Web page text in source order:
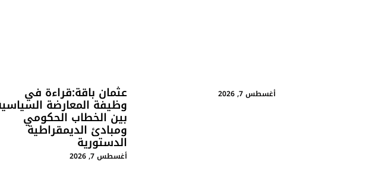
أغسطس 7, 2026 عثمان باقة:قراءة في
وظيفة المعارضة
بين الخطاب الحكومي
ومبادئ الديمقراطية
الدستورية
أغسطس 7, 2026